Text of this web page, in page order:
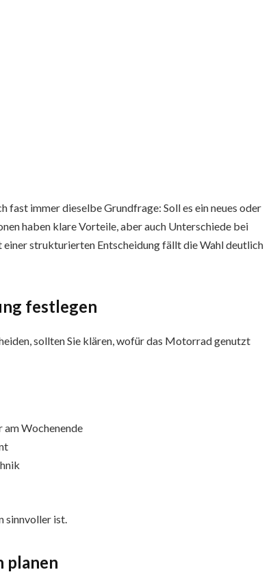
immer dieselbe Grundfrage: Soll es ein neues oder
haben klare Vorteile, aber auch Unterschiede bei
strukturierten Entscheidung fällt die Wahl deutlich
festlegen
sollten Sie klären, wofür das Motorrad genutzt
Wochenende
sinnvoller ist.
planen